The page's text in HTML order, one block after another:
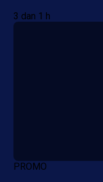
3 dan 1 h
PROMO